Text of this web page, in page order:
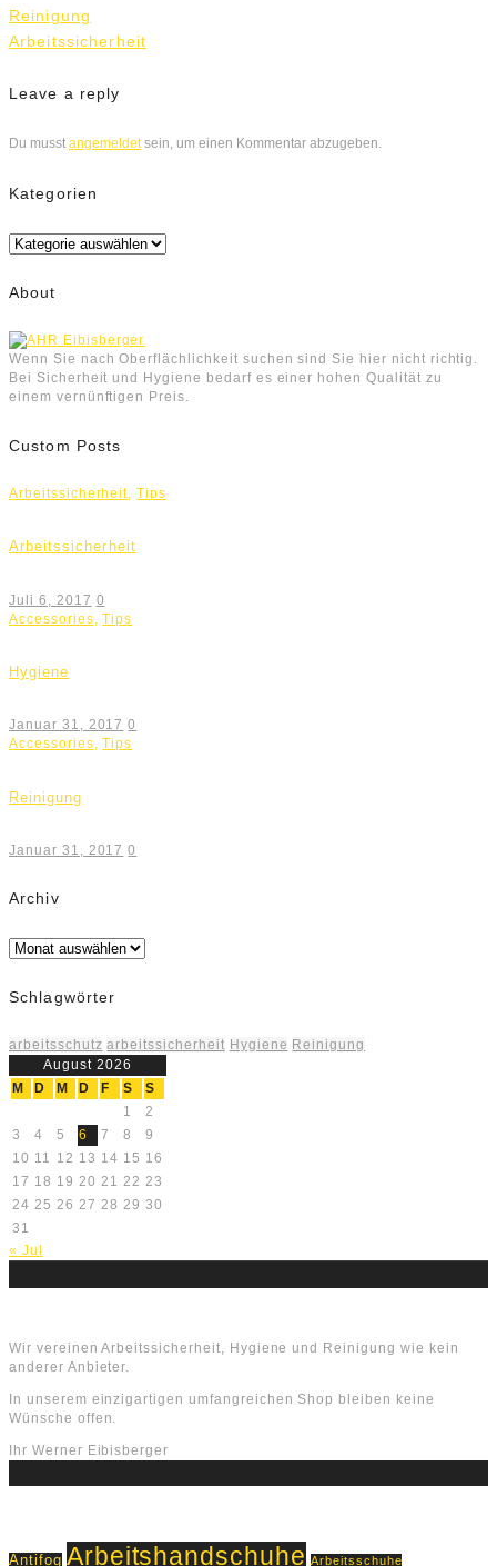
Beitrags-
Navigation
Reinigung
Arbeitssicherheit
Leave a reply
Du musst angemeldetsein, um einen Kommentar abzugeben.
Kategorien
Kategorien
About
Wenn Sie nach Oberflächlichkeit suchen sind Sie hier nicht richtig.
Bei Sicherheit und Hygiene bedarf es einer hohen Qualität zu
einem vernünftigen Preis.
Custom Posts
Arbeitssicherheit,Tips
Arbeitssicherheit
Juli 6, 2017 0
Accessories ,Tips
Hygiene
Januar 31, 2017 0
Accessories,Tips
Reinigung
Januar 31, 2017 0
Archiv
Archiv
Schlagwörter
arbeitsschutz arbeitssicherheit Hygiene Reinigung
August 2026
M
D M D F S
S
1
2
3
4 5 6 7 8
9
10 11 12 13 14 15 16
17 18 19 20 21 22 23
24 25 26 27 28 29 30
31
« Jul
Wir vereinen Arbeitssicherheit, Hygiene und Reinigung wie kein
anderer Anbieter.
In unserem einzigartigen umfangreichen Shop bleiben keine
Wünsche offen.
Ihr Werner Eibisberger
Antifog Arbeitshandschuhe Arbeitsschuhe